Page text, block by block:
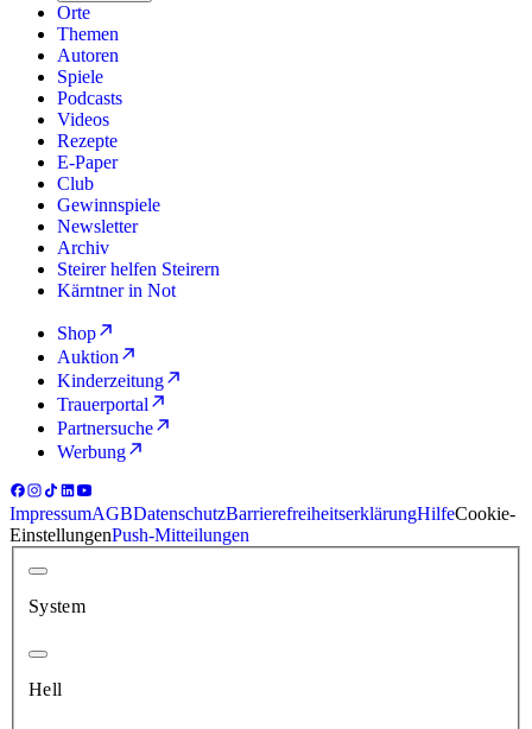
Orte
Themen
Autoren
Spiele
Podcasts
Videos
Rezepte
E-Paper
Club
Gewinnspiele
Newsletter
Archiv
Steirer helfen Steirern
Kärntner in Not
Shop
Auktion
Kinderzeitung
Trauerportal
Partnersuche
Werbung
ImpressumAGBDatenschutzBarrierefreiheitserklärungHilfeCookie-
EinstellungenPush-Mitteilungen
System
Hell